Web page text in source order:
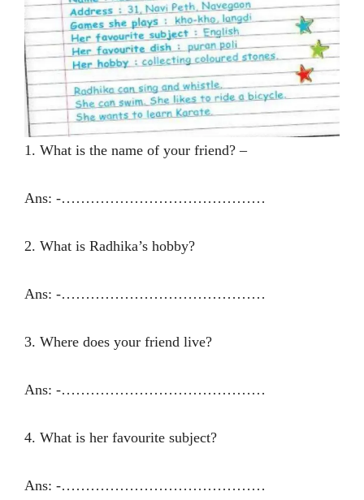
1. What is the name of your friend? –
Ans: -……………………………………
2. What is Radhika’s hobby?
Ans: -……………………………………
3. Where does your friend live?
Ans: -……………………………………
4. What is her favourite subject?
Ans: -……………………………………